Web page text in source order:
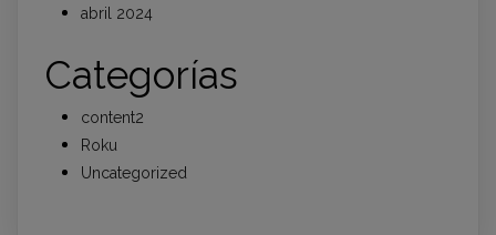
abril 2024
Categorías
content2
Roku
Uncategorized